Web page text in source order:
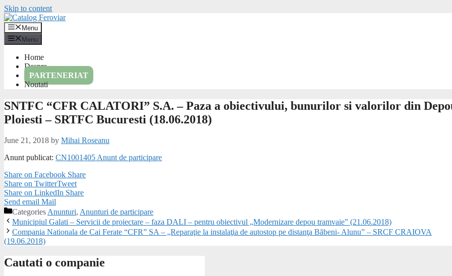
Skip to content
Menu
Menu
Home
Despre
PARTENERIAT
Noutati
SNTFC “CFR CALATORI” S.A. – Paza a obiectivului, bunurilor si valorilor din
Ploiesti – SRTFC Bucuresti (18.06.2018)
June 21, 2018 by Mihai Roseanu
Anunt publicat: CN1001405 Anunt de participare
Share on Facebook Share
Share on TwitterTweet
Share on LinkedIn Share
Send email Mail
CategoriesAnunturi, Anunturi de participare
Municipiul Galati – Servicii de proiectare – faza DALI – pentru obiectivul „Modernizare depou tramvaie” (21.06.2018)
Compania Nationala de Cai Ferate “CFR” SA – „Reparaţie la instalaţia de autostop pe distanţa Băbeni- Alunu” – SRCF CRAIOVA
(19.06.2018)
Cautati o companie